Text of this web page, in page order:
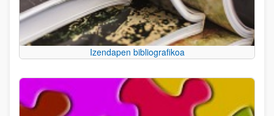
Izendapen bibliografikoa